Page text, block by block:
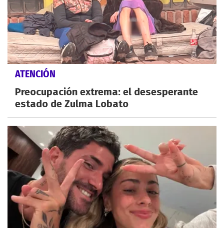
ATENCIÓN
Preocupación extrema: el desesperante
estado de Zulma Lobato